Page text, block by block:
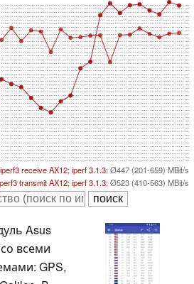
receive AX12; iperf 3.1.3:Ø447 (201-659) MBit/s
transmit AX12; iperf 3.1.3:Ø523 (410-563) MBit/s
Asus
всеми
GPS,